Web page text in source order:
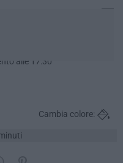
alle 17:30
Cambia colore: